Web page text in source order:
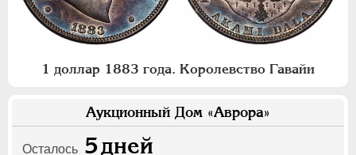
1 доллар 1883 года. Королевство Гавайи
Аукционный Дом «Аврора»
Осталось 5дней